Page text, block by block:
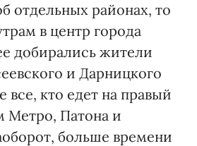
отдельных районах, то
в центр города
добирались жители
и Дарницкого
все, кто едет на правый
Метро, Патона и
больше времени